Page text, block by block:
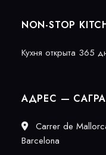
NON-STOP
Кухня открыта 365
АДРЕС —
Carrer de
Barcelona